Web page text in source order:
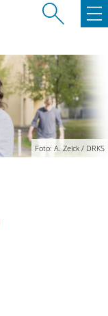
Foto: A. Zelck / DRKS